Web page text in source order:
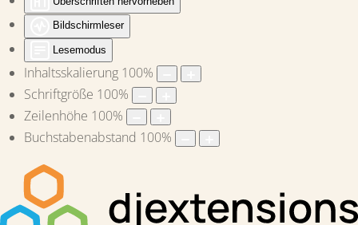
Bildschirmleser
Lesemodus
Inhaltsskalierung 100%
Schriftgröße 100%
Zeilenhöhe 100%
Buchstabenabstand 100%